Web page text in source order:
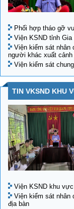
Phối hợp tháo gỡ
Viện KSND tỉnh
Viện kiểm sát nhân
người khác xuất cảnh
Viện kiểm sát
TIN VKSND KHU
Viện KSND khu
Viện kiểm sát nhân
địa bàn